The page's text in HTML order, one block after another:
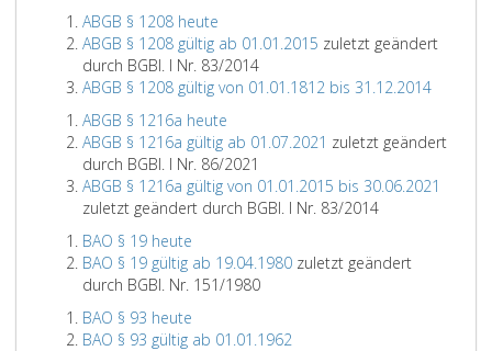
ABGB § 1208 heute
ABGB § 1208 gültig ab 01.01.2015 zuletzt geändert
durch BGBl. I Nr. 83/2014
ABGB § 1208 gültig von 01.01.1812 bis 31.12.2014
ABGB § 1216a heute
ABGB § 1216a gültig ab 01.07.2021 zuletzt geändert
durch BGBl. I Nr. 86/2021
ABGB § 1216a gültig von 01.01.2015 bis 30.06.2021
zuletzt geändert durch BGBl. I Nr. 83/2014
BAO § 19 heute
BAO § 19 gültig ab 19.04.1980 zuletzt geändert
durch BGBl. Nr. 151/1980
BAO § 93 heute
BAO § 93 gültig ab 01.01.1962